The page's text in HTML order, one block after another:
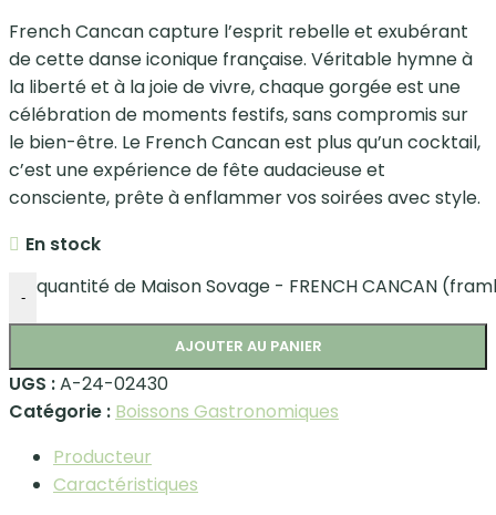
French Cancan capture l’esprit rebelle et exubérant
de cette danse iconique française. Véritable hymne à
la liberté et à la joie de vivre, chaque gorgée est une
célébration de moments festifs, sans compromis sur
le bien-être. Le French Cancan est plus qu’un cocktail,
c’est une expérience de fête audacieuse et
consciente, prête à enflammer vos soirées avec style.
En stock
- quantité de Maison Sovage - FRENCH CANCAN
AJOUTER AU PANIER
UGS :A-24-02430
Catégorie : Boissons Gastronomiques
Producteur
Caractéristiques